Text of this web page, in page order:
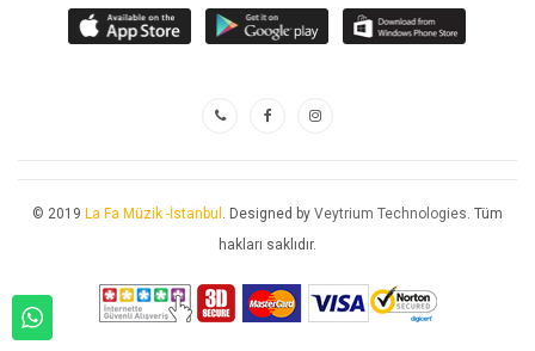
© 2019 La Fa Müzik -İstanbul . Designed by Veytrium Technologies. Tüm
hakları saklıdır.